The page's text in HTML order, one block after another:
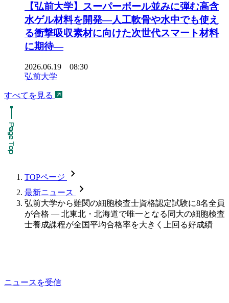
【弘前大学】スーパーボール並みに弾む高含
水ゲル材料を開発―人工軟骨や水中でも使え
る衝撃吸収素材に向けた次世代スマート材料
に期待―
2026.06.19 08:30
弘前大学
すべてを見る
TOPページ chevron_forward
最新ニュース chevron_forward
弘前大学から難関の細胞検査士資格認定試験に8名全員
が合格 — 北東北・北海道で唯一となる同大の細胞検査
士養成課程が全国平均合格率を大きく上回る好成績
ニュースを受信